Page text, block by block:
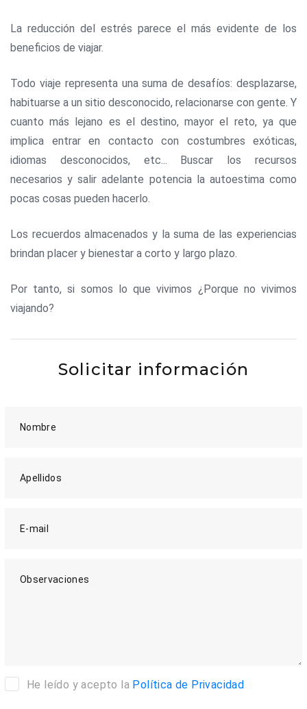
La reducción del estrés parece el más evidente de los
beneficios de viajar.
Todo viaje representa una suma de desafíos: desplazarse,
habituarse a un sitio desconocido, relacionarse con gente. Y
cuanto más lejano es el destino, mayor el reto, ya que
implica entrar en contacto con costumbres exóticas,
idiomas desconocidos, etc... Buscar los recursos
necesarios y salir adelante potencia la autoestima como
pocas cosas pueden hacerlo.
Los recuerdos almacenados y la suma de las experiencias
brindan placer y bienestar a corto y largo plazo.
Por tanto, si somos lo que vivimos ¿Porque no vivimos
viajando?
Solicitar información
Nombre
Apellidos
E-mail
Observaciones
He leído y acepto la Política de Privacidad